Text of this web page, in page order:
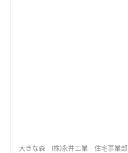
大きな森 (株)永井工業 住宅事業部